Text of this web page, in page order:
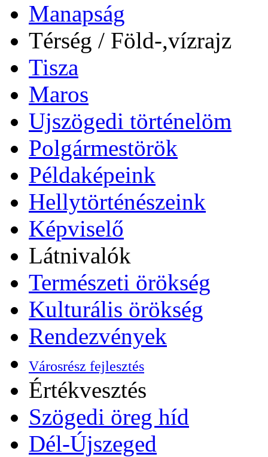
Manapság
Térség / Föld-,vízrajz
Tisza
Maros
Ujszögedi történelöm
Polgármestörök
Példaképeink
Hellytörténészeink
Képviselő
Látnivalók
Természeti örökség
Kulturális örökség
Rendezvények
Városrész fejlesztés
Értékvesztés
Szögedi öreg híd
Dél-Újszeged